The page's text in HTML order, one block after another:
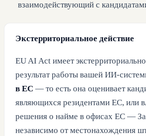
взаимодействующий с
Экстерриториальное действие
EU AI Act имеет
результат работы вашей ИИ-
в ЕС — то есть она оценивает
являющихся резидентами ЕС, или
решения о найме в офисах ЕС —
независимо от местонахождения